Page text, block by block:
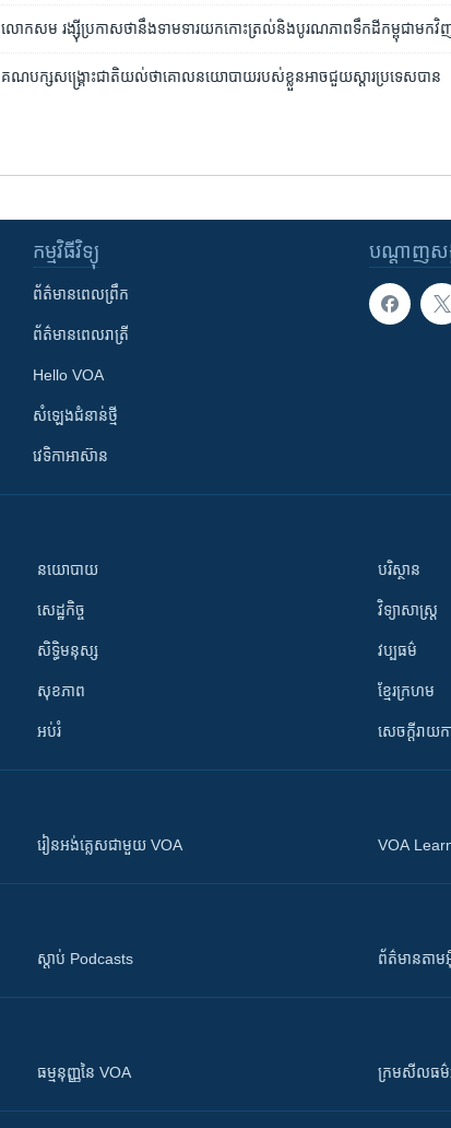
លោក​សម រង្ស៊ី​​ប្រកាស​ថា​នឹង​ទាម​ទារ​យក​កោះត្រល់​និង​បូរណភាព​ទឹក​ដី​កម្ពុជា​មក​វិ
គណបក្ស​សង្រ្គោះជាតិ​​យល់​ថា​គោល​នយោបាយ​របស់​ខ្លួន​អាច​ជួយ​ស្តារ​ប្រទេស​បាន
បណ្តាញ​ស
កម្មវិធី​វិទ្យុ
ព័ត៌មាន​ពេល​ព្រឹក
ព័ត៌មាន​​ពេល​រាត្រី
Hello VOA
សំឡេង​ជំនាន់​ថ្មី
វេទិកា​អាស៊ាន
នយោបាយ
សេដ្ឋកិច្ច
សិទ្ធិមនុស្ស
សុខភាព
អប់រំ
បរិស្ថាន
វិទ្យាសាស្រ្ត
វប្បធម៌
ខ្មែរក្រហម
សេចក្តីរា
រៀន​​​​​​អង់គ្លេស​​ជាមួយ VOA VOA
ស្តាប់ Podcasts ព័ត៌មាន​តា
ធម្មនុញ្ញ​នៃ VOA ក្រម​​​សីលធម៌​​​